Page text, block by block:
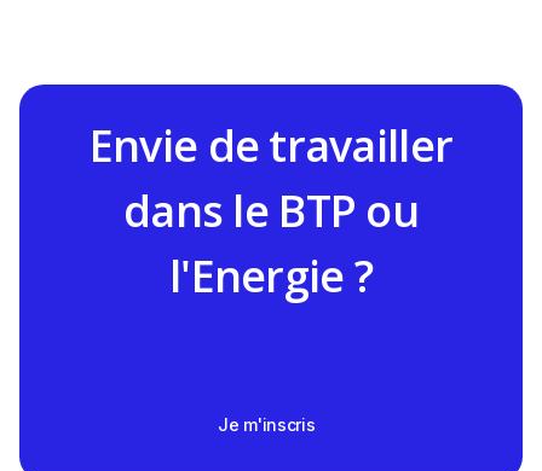
Envie de travailler
dans le BTP ou
l'Energie ?
Je m'inscris